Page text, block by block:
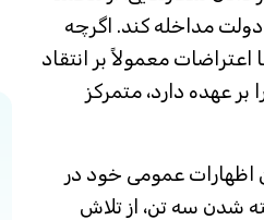
مداخله کند. اگرچه
معمولاً بر انتقاد
عهده دارد، متمرکز
اظهارات عمومی خود در
شدن سه تن، از تلاش‌